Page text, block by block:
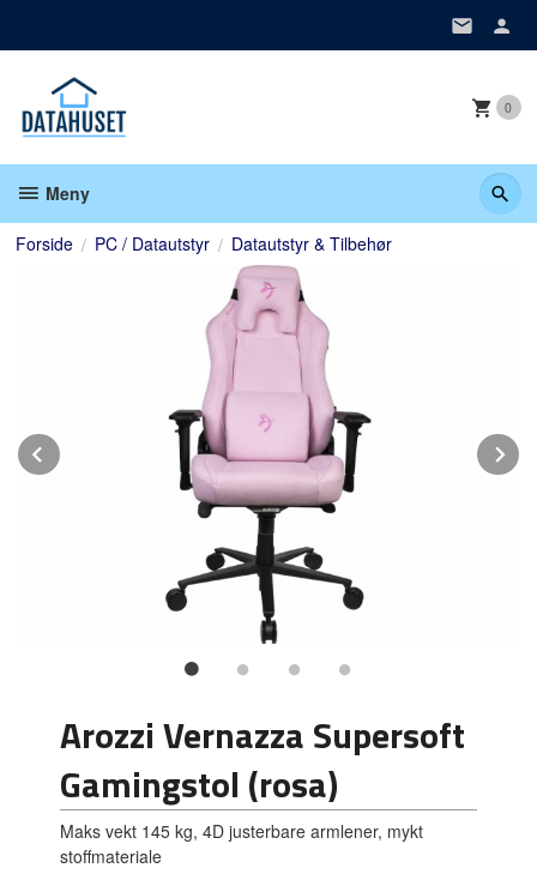
0
Meny
Forside PC / Datautstyr Datautstyr & Tilbehør
Prev
Arozzi Vernazza Supersoft
Gamingstol (rosa)
Maks vekt 145 kg, 4D justerbare armlener, mykt
stoffmateriale